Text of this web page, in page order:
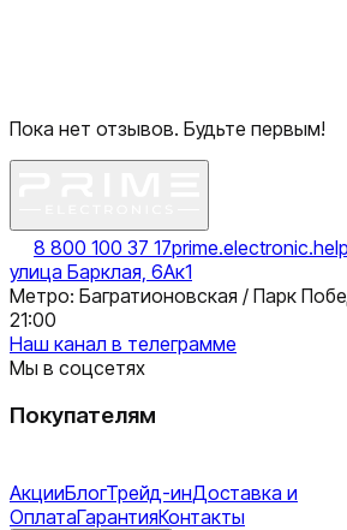
Пока нет отзывов. Будьте первым!
8 800 100 37 17
улица Барклая, 6Ак1
Метро: Багратионовская / Парк
21:00
Наш канал в телеграмме
Мы в соцсетях
Покупателям
АкцииБлогТрейд-инДоставка и
ОплатаГарантияКонтакты